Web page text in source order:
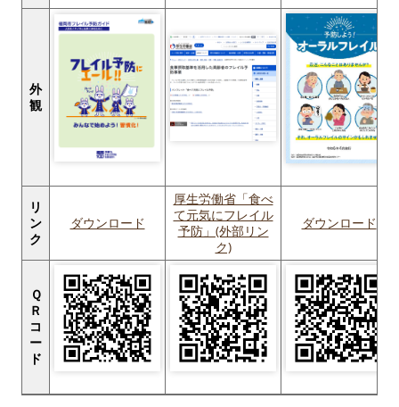
外
観
リ
ン
ク
ダウンロード
厚生労働省「食べ
て元気にフレイル
予防」(外部リン
ク)
ダウンロード
Ｑ
Ｒ
コ
ー
ド